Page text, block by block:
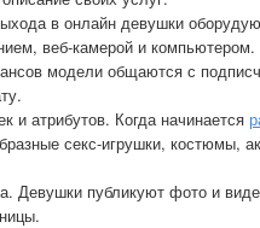
в онлайн девушки
веб-камерой и компьютером.
модели общаются с
и атрибутов. Когда начинается
секс-игрушки, костюмы,
Девушки публикуют фото и